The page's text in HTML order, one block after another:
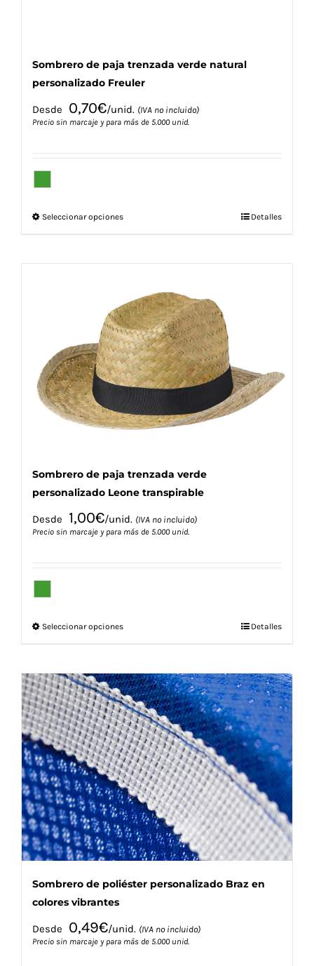
Sombrero de paja trenzada verde natural
personalizado Freuler
Desde 0,70€/unid. (IVA no incluido)
Precio sin marcaje y para más de 5.000 unid.
Seleccionar opcionesEste
opciones
se
pueden
elegir
en
la
página
de
producto
Detalles
Sombrero de paja trenzada verde
personalizado Leone transpirable
Desde 1,00€/unid. (IVA no incluido)
Precio sin marcaje y para más de 5.000 unid.
Seleccionar opcionesEste
múltiples
variantes.
Las
opciones
se
pueden
elegir
en
la
página
de
producto
Detalles
Sombrero de poliéster personalizado Braz en
colores vibrantes
Desde 0,49€/unid. (IVA no incluido)
Precio sin marcaje y para más de 5.000 unid.